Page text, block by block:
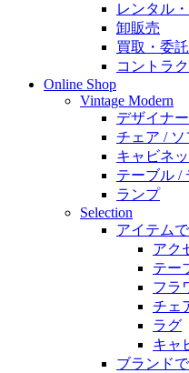
レンタル
卸販売
買取・委
コントラ
Online Shop
Vintage Modern
デザイナー
チェア / ソ
キャビネッ
テーブル /
ランプ
Selection
アイテム
アク
テー
フラ
チェ
ラグ
キャ
ブランド